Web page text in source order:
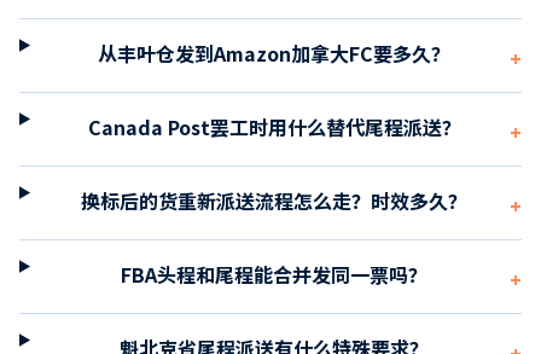
从丰叶仓发到Amazon加拿大FC要多久？ +
Canada Post罢工时用什么替代尾程派送？ +
换标后的货重新派送流程怎么走？时效多久？ +
FBA头程和尾程能合并发同一票吗？ +